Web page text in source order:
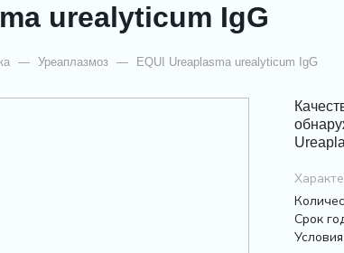
urealyticum IgG
— Уреаплазмоз — EQUI Ureaplasma urealyticum IgG
Срок